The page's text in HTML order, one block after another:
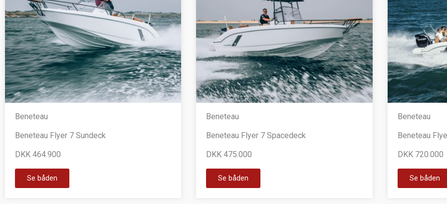
Beneteau
Beneteau Flyer 7 Sundeck
DKK 464.900
Se båden
Beneteau
Beneteau Flyer 7 Spacedeck
DKK 475.000
Se båden
Beneteau
Beneteau
DKK 720.000
Se båden